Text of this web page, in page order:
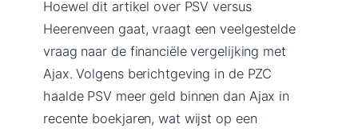
Hoewel dit artikel over PSV versus
Heerenveen gaat, vraagt een veelgestelde
vraag naar de financiële vergelijking met
Ajax. Volgens berichtgeving in de PZC
haalde PSV meer geld binnen dan Ajax in
recente boekjaren, wat wijst op een